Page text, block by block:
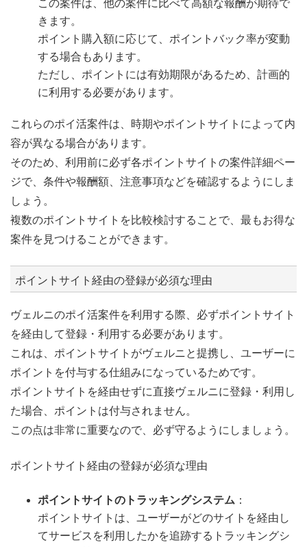
この案件は、他の案件に比べて高額な報酬が期待で
きます。
ポイント購入額に応じて、ポイントバック率が変動
する場合もあります。
ただし、ポイントには有効期限があるため、計画的
に利用する必要があります。
これらのポイ活案件は、時期やポイントサイトによって内
容が異なる場合があります。
そのため、利用前に必ず各ポイントサイトの案件詳細ペー
ジで、条件や報酬額、注意事項などを確認するようにしま
しょう。
複数のポイントサイトを比較検討することで、最もお得な
案件を見つけることができます。
ポイントサイト経由の登録が必須な理由
ヴェルニのポイ活案件を利用する際、必ずポイントサイト
を経由して登録・利用する必要があります。
これは、ポイントサイトがヴェルニと提携し、ユーザーに
ポイントを付与する仕組みになっているためです。
ポイントサイトを経由せずに直接ヴェルニに登録・利用し
た場合、ポイントは付与されません。
この点は非常に重要なので、必ず守るようにしましょう。
ポイントサイト経由の登録が必須な理由
ポイントサイトのトラッキングシステム ：
ポイントサイトは、ユーザーがどのサイトを経由し
てサービスを利用したかを追跡するトラッキングシ